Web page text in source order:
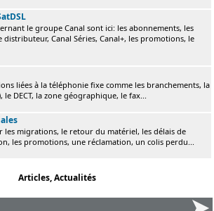
le groupe Canal sont ici: les abonnements, les
Canal Séries, Canal+, les promotions, le
liées à la téléphonie fixe comme les branchements, la
DECT, la zone géographique, le fax...
les migrations, le retour du matériel, les délais de
les promotions, une réclamation, un colis perdu...
Articles, Actualités